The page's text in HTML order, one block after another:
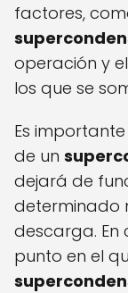
factores,
operación y
los que se
Es
de un
dejará de
determinado
descarga. En
punto en el